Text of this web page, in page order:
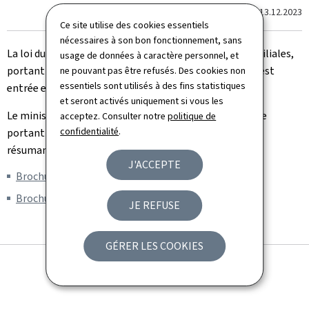
Ce site utilise des cookies essentiels
nécessaires à son bon fonctionnement, sans
usage de données à caractère personnel, et
ne pouvant pas être refusés. Des cookies non
essentiels sont utilisés à des fins statistiques
et seront activés uniquement si vous les
acceptez. Consulter notrepolitique de
confidentialité.
J'ACCEPTE
JE REFUSE
GÉRER LES COOKIES
Dernière modification le13.12.2023
La loi du 27 juin 2018 instituant le juge aux affaires familiales,
portant réforme du divorce et de l'autorité parentale est
entrée en vigeur le 1er novembre 2018.
Le ministère de la Justice a publié deux brochures, l'une
portant sur le divorce, l'autre sur l'autorité parentale,
résumant les principaux aspects de cette réforme.
Brochure divorce (Pdf, 458 Ko)
Brochure autorité parentale (Pdf, 359 Ko)